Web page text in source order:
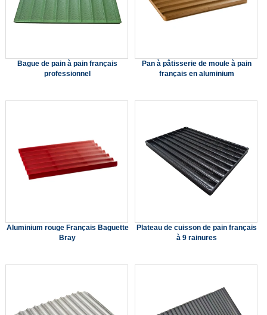
Bague de pain à pain français
professionnel
Pan à pâtisserie de moule à pain
français en aluminium
Aluminium rouge Français Baguette
Bray
Plateau de cuisson de pain français
à 9 rainures